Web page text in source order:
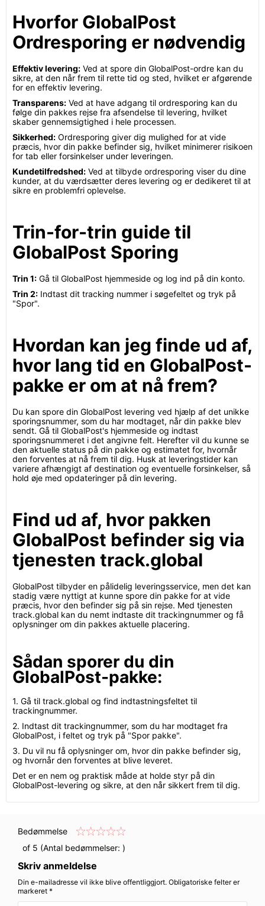
Hvorfor GlobalPost
Ordresporing er nødvendig
Effektiv levering: Ved at spore din GlobalPost-ordre kan du
sikre, at den når frem til rette tid og sted, hvilket er afgørende
for en effektiv levering.
Transparens: Ved at have adgang til ordresporing kan du
følge din pakkes rejse fra afsendelse til levering, hvilket
skaber gennemsigtighed i hele processen.
Sikkerhed: Ordresporing giver dig mulighed for at vide
præcis, hvor din pakke befinder sig, hvilket minimerer risikoen
for tab eller forsinkelser under leveringen.
Kundetilfredshed: Ved at tilbyde ordresporing viser du dine
kunder, at du værdsætter deres levering og er dedikeret til at
sikre en problemfri oplevelse.
Trin-for-trin guide til
GlobalPost Sporing
Trin 1: Gå til GlobalPost hjemmeside og log ind på din konto.
Trin 2: Indtast dit tracking nummer i søgefeltet og tryk på
"Spor".
Hvordan kan jeg finde ud af,
hvor lang tid en GlobalPost-
pakke er om at nå frem?
Du kan spore din GlobalPost levering ved hjælp af det unikke
sporingsnummer, som du har modtaget, når din pakke blev
sendt. Gå til GlobalPost's hjemmeside og indtast
sporingsnummeret i det angivne felt. Herefter vil du kunne se
den aktuelle status på din pakke og estimatet for, hvornår
den forventes at nå frem til dig. Husk at leveringstider kan
variere afhængigt af destination og eventuelle forsinkelser, så
hold øje med opdateringer på din levering.
Find ud af, hvor pakken
GlobalPost befinder sig via
tjenesten track.global
GlobalPost tilbyder en pålidelig leveringsservice, men det kan
stadig være nyttigt at kunne spore din pakke for at vide
præcis, hvor den befinder sig på sin rejse. Med tjenesten
track.global kan du nemt indtaste dit trackingnummer og få
oplysninger om din pakkes aktuelle placering.
Sådan sporer du din
GlobalPost-pakke:
1. Gå til track.global og find indtastningsfeltet til
trackingnummer.
2. Indtast dit trackingnummer, som du har modtaget fra
GlobalPost, i feltet og tryk på "Spor pakke".
3. Du vil nu få oplysninger om, hvor din pakke befinder sig,
og hvornår den forventes at blive leveret.
Det er en nem og praktisk måde at holde styr på din
GlobalPost-levering og sikre, at den når sikkert frem til dig.
Bedømmelse
of 5 (Antal bedømmelser: )
Skriv anmeldelse
Din e-mailadresse vil ikke blive offentliggjort. Obligatoriske felter er
markeret *